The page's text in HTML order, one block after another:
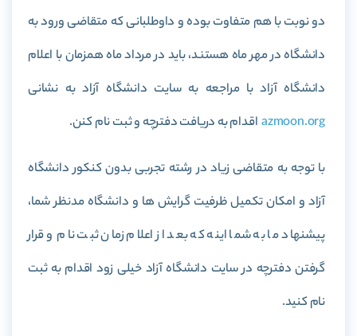
دو نوبت با هم متفاوت بوده و داوطلبانی که متقاضی ورود به
دانشگاه در مهر ماه هستند، باید در مرداد ماه همزمان با اعلام
دانشگاه آزاد با مراجعه به سایت دانشگاه آزاد به نشانی
azmoon.org اقدام به دریافت دفترچه و ثبت نام کنن.
با توجه به متقاضی زیاد در رشته تجربی بدون کنکور دانشگاه
آزاد و امکان تکمیل ظرفیت گرایش ها و دانشگاه مدنظر شما،
پیشنهاد ما به شما اینه که بعد از اعلام زمان ثبت نام و قرار
گرفتن دفترچه در سایت دانشگاه آزاد خیلی زود اقدام به ثبت
نام کنید.